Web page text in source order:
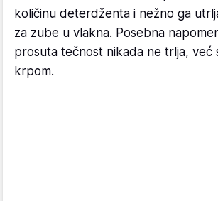
količinu deterdženta i nežno ga
za zube u vlakna. Posebna
prosuta tečnost nikada ne trlja, već
krpom.